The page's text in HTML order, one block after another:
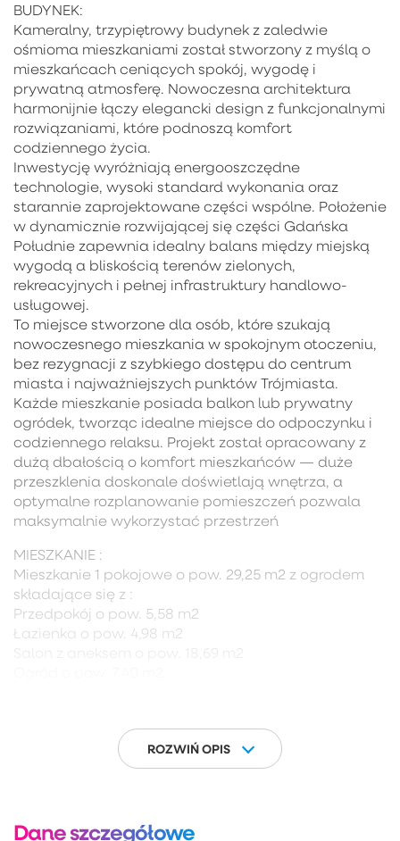
BUDYNEK:
Kameralny, trzypiętrowy budynek z zaledwie
ośmioma mieszkaniami został stworzony z myślą o
mieszkańcach ceniących spokój, wygodę i
prywatną atmosferę. Nowoczesna architektura
harmonijnie łączy elegancki design z funkcjonalnymi
rozwiązaniami, które podnoszą komfort
codziennego życia.
Inwestycję wyróżniają energooszczędne
technologie, wysoki standard wykonania oraz
starannie zaprojektowane części wspólne. Położenie
w dynamicznie rozwijającej się części Gdańska
Południe zapewnia idealny balans między miejską
wygodą a bliskością terenów zielonych,
rekreacyjnych i pełnej infrastruktury handlowo-
usługowej.
To miejsce stworzone dla osób, które szukają
nowoczesnego mieszkania w spokojnym otoczeniu,
bez rezygnacji z szybkiego dostępu do centrum
miasta i najważniejszych punktów Trójmiasta.
Każde mieszkanie posiada balkon lub prywatny
ogródek, tworząc idealne miejsce do odpoczynku i
codziennego relaksu. Projekt został opracowany z
dużą dbałością o komfort mieszkańców — duże
przeszklenia doskonale doświetlają wnętrza, a
optymalne rozplanowanie pomieszczeń pozwala
maksymalnie wykorzystać przestrzeń
MIESZKANIE :
Mieszkanie 1 pokojowe o pow. 29,25 m2 z ogrodem
składające się z :
Przedpokój o pow. 5,58 m2
Łazienka o pow. 4,98 m2
Budynek powstaje w harmonijnie rozwijającym się
otoczeniu, blisko głównych szlaków
S6 i S7 zapewniają łatwy dojazd do różnych punktów
ROZWIŃ OPIS
Dane szczegółowe